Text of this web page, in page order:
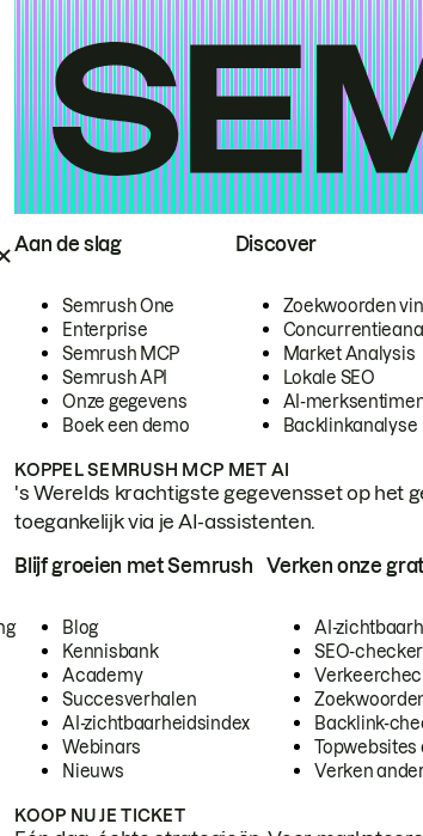
Aan de slag
Semrush One
Enterprise
Semrush MCP
Semrush API
Onze gegevens
Boek een demo
Discover
Zoekwoorden
Market Analysis
Lokale SEO
AI-
Backlinkanalyse
KOPPEL SEMRUSH MCP MET AI
's Werelds krachtigste gegevensset op het
toegankelijk via je AI-assistenten.
Blijf groeien met Semrush
Blog
Kennisbank
Academy
Succesverhalen
AI-zichtbaarheidsindex
Webinars
Nieuws
Verken onze
AI-
SEO-checker
Backlink-
Topwebsites
Verken
KOOP NU JE TICKET